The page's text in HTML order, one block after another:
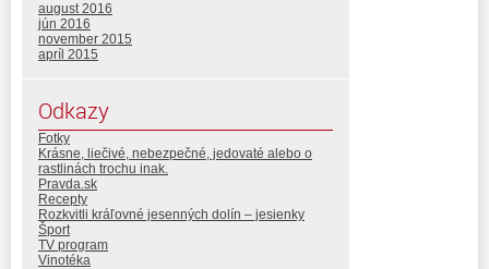
august 2016
jún 2016
november 2015
apríl 2015
Odkazy
Fotky
Krásne, liečivé, nebezpečné, jedovaté alebo o
rastlinách trochu inak.
Pravda.sk
Recepty
Rozkvitli kráľovné jesenných dolín – jesienky
Šport
TV program
Vinotéka